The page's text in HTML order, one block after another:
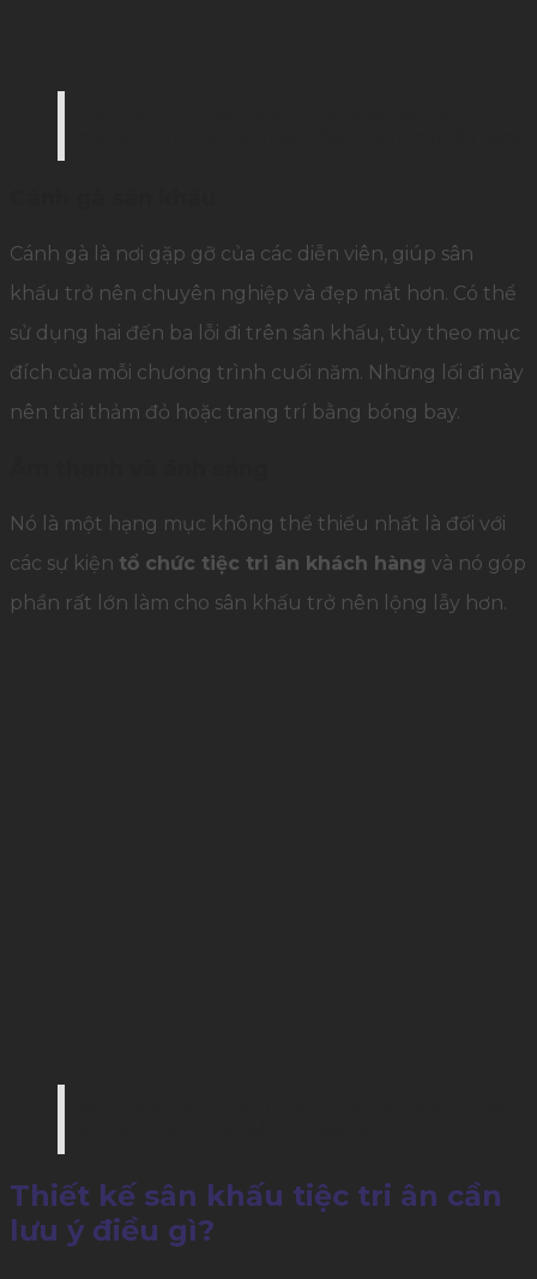
Cánh gà là nơi gặp gỡ của các diễn viên, giúp sân
khấu trở nên chuyên nghiệp và đẹp mắt hơn. Có thể
sử dụng hai đến ba lỗi đi trên sân khấu, tùy theo mục
đích của mỗi chương trình cuối năm. Những lối đi này
nên trải thảm đỏ hoặc trang trí bằng bóng bay.
Nó là một hạng mục không thể thiếu nhất là đối với
các sự kiện tổ chức tiệc tri ân khách hàng và nó góp
phần rất lớn làm cho sân khấu trở nên lộng lẫy hơn.
Thiết kế sân khấu tiệc tri ân cần
lưu ý điều gì?